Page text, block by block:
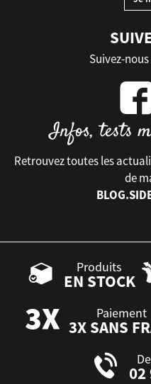
Suivez-
Retrouvez toutes les
de
Produits
EN STOCK
Paiement
3X SANS
02